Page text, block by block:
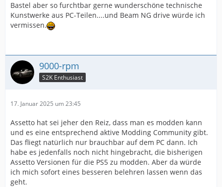
Bastel aber so furchtbar gerne wunderschöne technische
Kunstwerke aus PC-Teilen....und Beam NG drive würde ich
vermissen.
9000-rpm
S2K Enthusiast
17. Januar 2025 um 23:45
Assetto hat sei jeher den Reiz, dass man es modden kann
und es eine entsprechend aktive Modding Community gibt.
Das fliegt natürlich nur brauchbar auf dem PC dann. Ich
habe es jedenfalls noch nicht hingebracht, die bisherigen
Assetto Versionen für die PS5 zu modden. Aber da würde
ich mich sofort eines besseren belehren lassen wenn das
geht.